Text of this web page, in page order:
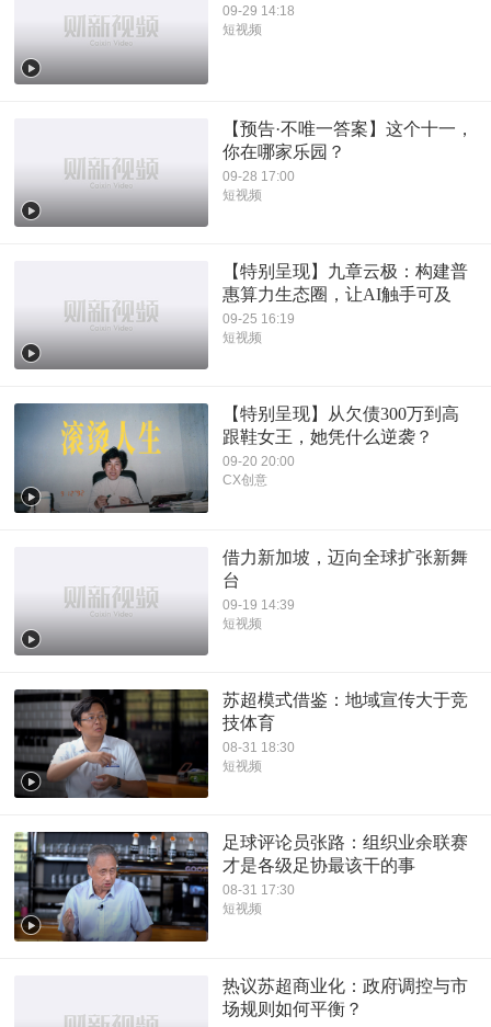
09-29 14:18
短视频
【预告·不唯一答案】这个十一，
你在哪家乐园？
09-28 17:00
短视频
【特别呈现】九章云极：构建普
惠算力生态圈，让AI触手可及
09-25 16:19
短视频
【特别呈现】从欠债300万到高
跟鞋女王，她凭什么逆袭？
09-20 20:00
CX创意
借力新加坡，迈向全球扩张新舞
台
09-19 14:39
短视频
苏超模式借鉴：地域宣传大于竞
技体育
08-31 18:30
短视频
足球评论员张路：组织业余联赛
才是各级足协最该干的事
08-31 17:30
短视频
热议苏超商业化：政府调控与市
场规则如何平衡？